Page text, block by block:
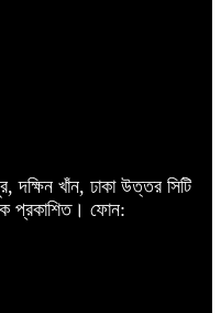
খাঁন, ঢাকা উত্তর সিটি
প্রকাশিত। ফোন: